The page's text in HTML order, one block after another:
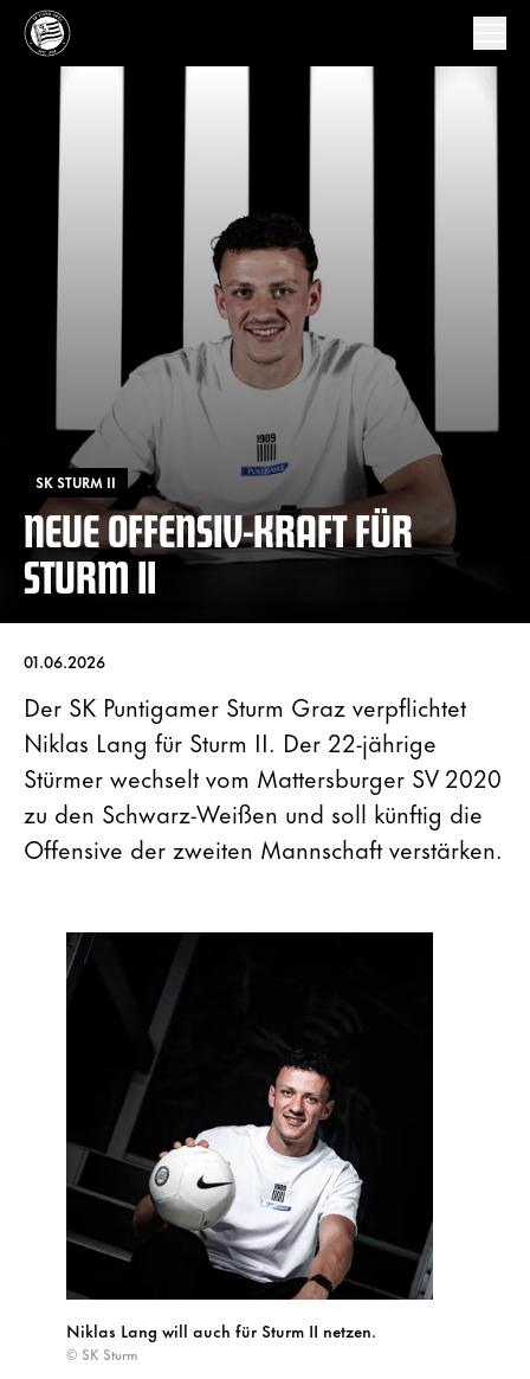
SK STURM II
NEUE OFFENSIV-KRAFT FÜR
STURM II
01.06.2026
Der SK Puntigamer Sturm Graz verpflichtet
Niklas Lang für Sturm II. Der 22-jährige
Stürmer wechselt vom Mattersburger SV 2020
zu den Schwarz-Weißen und soll künftig die
Offensive der zweiten Mannschaft verstärken.
Niklas Lang will auch für Sturm II netzen.
© SK Sturm